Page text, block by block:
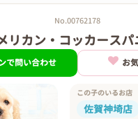
No.00762178
リカン・コッカースパ
で問い合わせ お
この子のいるお店
佐賀神埼店